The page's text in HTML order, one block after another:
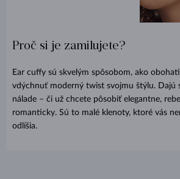
Proč si je zamilujete?
Ear cuffy sú skvelým spôsobom, ako
vdýchnuť moderný twist svojmu štýlu. Dajú
nálade – či už chcete pôsobiť elegantne,
romanticky. Sú to malé klenoty, ktoré vás
odlíšia.